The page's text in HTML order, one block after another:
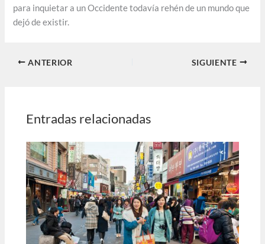
para inquietar a un Occidente todavía rehén de un mundo que
dejó de existir.
ANTERIOR SIGUIENTE
Entradas relacionadas